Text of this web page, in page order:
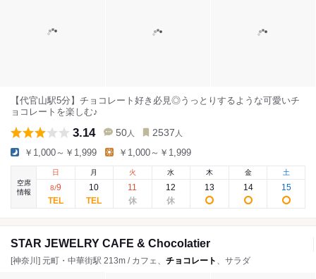
【代官山駅5分】チョコレート好き必見◎うっとりするような可愛いチ
ョコレートを楽しむ♪
3.14 50 人 2537 人
￥1,000～￥1,999 ￥1,000～￥1,999
空席
情報
日
8/9
月
10
火
11
水
12
木
13
金
14
土
15
STAR JEWELRY CAFE & Chocolatier
[神奈川] 元町・中華街駅 213m / カフェ、 チョコレート 、サラダ